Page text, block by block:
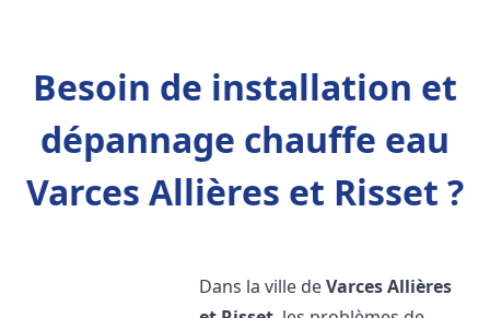
Besoin de installation et
dépannage chauffe eau
Varces Allières et Risset ?
Dans la ville deVarces Allières